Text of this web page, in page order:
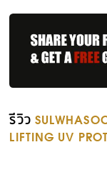
รีวิว
LIFTING UV